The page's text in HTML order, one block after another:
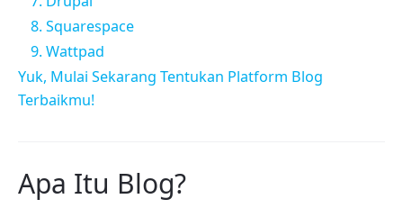
8. Squarespace
9. Wattpad
Yuk, Mulai Sekarang Tentukan Platform Blog
Terbaikmu!
Apa Itu Blog?